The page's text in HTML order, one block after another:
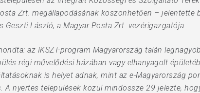
Zrt. megállapodásának köszönhetően –
Geszti László, a Magyar Posta Zrt. vezérigazgatója.
az IKSZT-program Magyarország talán
régi művelődési házában vagy elhanyagolt
is helyet adnak, mint az e-Magyarország
A nyertes települések közül mindössze 29 jelezte,